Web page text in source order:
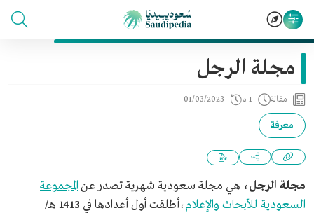
مجلة الرجل
مقالة 1 د 01/03/2023
معرفة
مجلة الرجل، هي مجلة سعودية شهرية تصدر عنالمجموعة
السعودية للأبحاث والإعلام
،أطلقت أول أعدادها في 1413 هـ/